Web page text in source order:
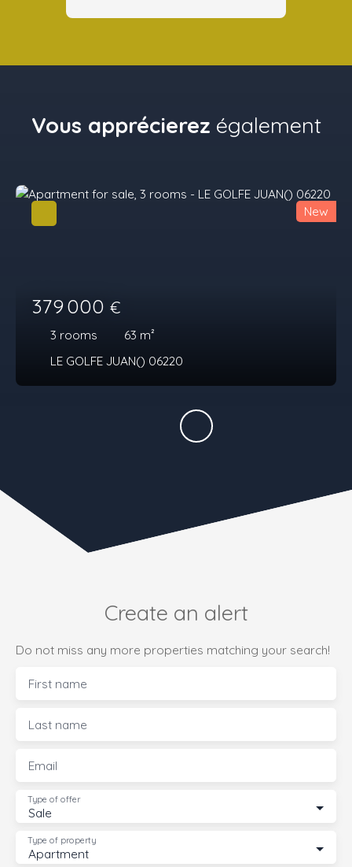
Vous apprécierez également
379 000 €
3 rooms 63 m²
LE GOLFE JUAN() 06220
New
Create an alert
Do not miss any more properties matching your search!
First name
Last name
Email
Sale
Type of offer
Apartment
Type of property